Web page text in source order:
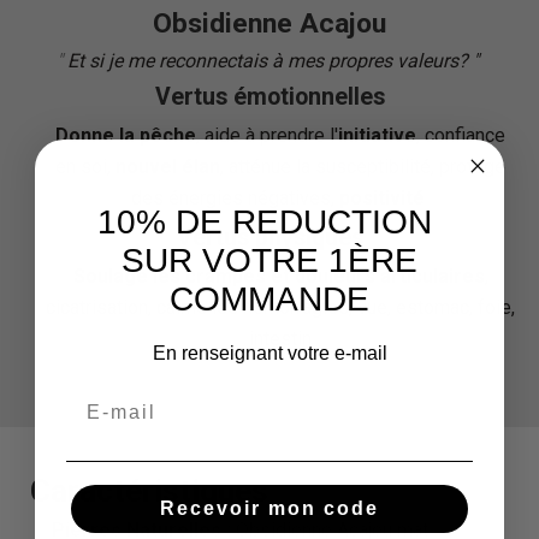
Obsidienne Acajou
"Et si je me reconnectais à mes propres valeurs? ""
Vertus émotionnelles
Donne la pêche, aide à prendre l'initiative, confiance
atténue la susceptibilité, protège
Vertus physiques
Soulage les crampes et douleurs articulaires
cicatrisation, calme les hémorragies, vue, estomac, foie,
Caractéristiques
Pierres Naturelles :Obsidienne Acajou mat
10% DE REDUCTION
SUR VOTRE 1ÈRE
COMMANDE
En renseignant votre e-mail
Recevoir mon code